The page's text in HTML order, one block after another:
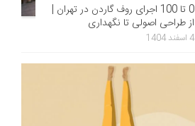
0 تا 100 اجرای روف گاردن در تهران |
از طراحی اصولی تا نگهداری
4 اسفند 1404